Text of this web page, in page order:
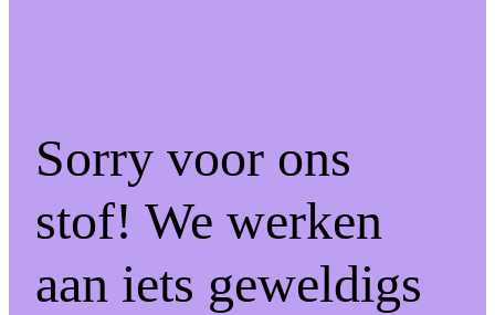
Sorry voor ons
stof! We werken
aan iets geweldigs